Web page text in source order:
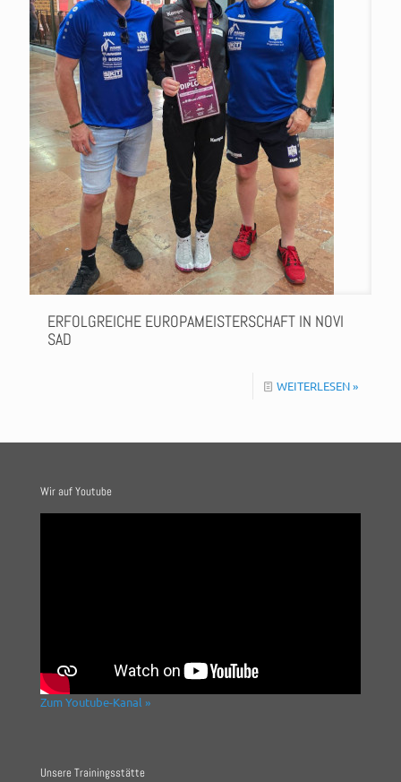
ERFOLGREICHE EUROPAMEISTERSCHAFT IN NOVI
SAD
WEITERLESEN »
Wir auf Youtube
Zum Youtube-Kanal »
Unsere Trainingsstätte